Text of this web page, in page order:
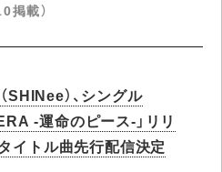
掲載）
SHINee）、シングル
-運命のピース-」リリ
イトル曲先行配信決定